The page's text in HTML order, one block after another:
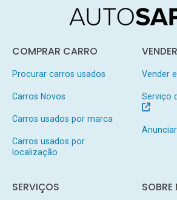
COMPRAR CARRO
Procurar carros usados
Carros Novos
Carros usados por marca
Carros usados por
localização
Vender
Serviço
SERVIÇOS SOBRE